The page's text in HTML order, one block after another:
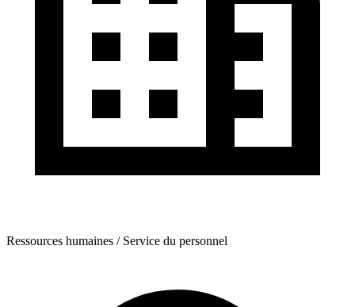
Ressources humaines / Service du personnel